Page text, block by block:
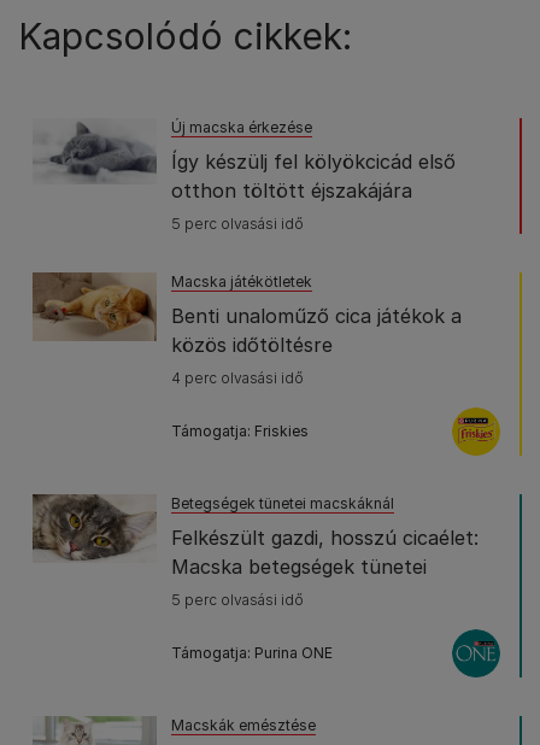
Kapcsolódó cikkek:
Új macska érkezése
Így készülj fel kölyökcicád első
otthon töltött éjszakájára
5 perc olvasási idő
Macska játékötletek
Benti unaloműző cica játékok a
közös időtöltésre
4 perc olvasási idő
Támogatja: Friskies
Betegségek tünetei macskáknál
Felkészült gazdi, hosszú cicaélet:
Macska betegségek tünetei
5 perc olvasási idő
Támogatja: Purina ONE
Macskák emésztése